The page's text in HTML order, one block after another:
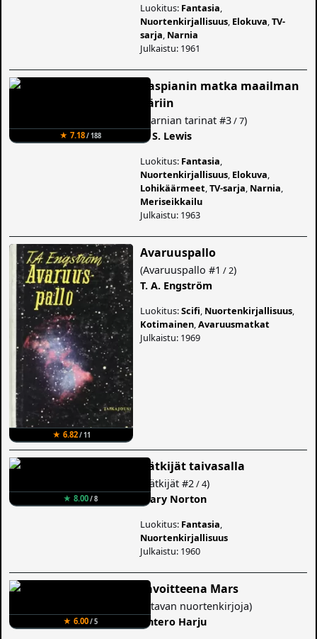
Luokitus: Fantasia
Nuortenkirjallisuus Elokuva ,TV-
sarja Narnia
Julkaistu: 1961
★ 7.18/ 188
Kaspianin matka maailman
ääriin
Narnian tarinat #3/ 7)
C. S. Lewis
Luokitus: Fantasia
Nuortenkirjallisuus Elokuva
Lohikäärmeet ,TV-sarja Narnia
Meriseikkailu
Julkaistu: 1963
★ 6.82/ 11
Avaruuspallo
(Avaruuspallo #1 / 2)
T. A. Engström
Luokitus:Scifi Nuortenkirjallisuus
Kotimainen ,Avaruusmatkat
Julkaistu: 1969
★ 8.00/ 8
Kätkijät taivasalla
Kätkijät #2 / 4)
Mary Norton
Luokitus: Fantasia
Nuortenkirjallisuus
Julkaistu: 1960
★ 6.00/ 5
Tavoitteena Mars
Otavan nuortenkirjoja)
Antero Harju